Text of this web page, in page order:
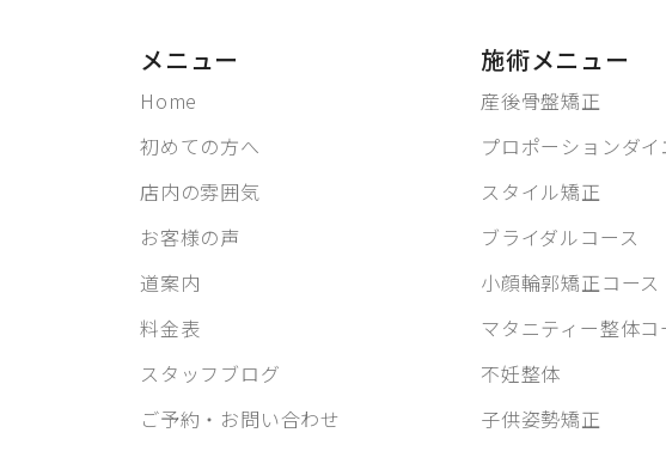
メニュー
Home
初めての方へ
店内の雰囲気
お客様の声
道案内
料金表
スタッフブログ
ご予約・お問い合わせ
施術メニュー
産後骨盤矯正
プロポーションダ
スタイル矯正
ブライダルコース
小顔輪郭矯正コース
マタニティー整体コ
不妊整体
子供姿勢矯正